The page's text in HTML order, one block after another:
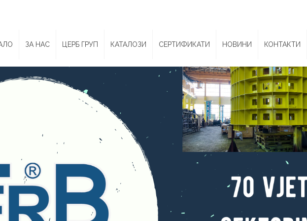
ЗА НАС ЦЕРБ ГРУП КАТАЛОЗИ СЕРТИФИКАТИ НОВИНИ КОНТАКТИ